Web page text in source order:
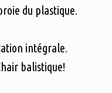
du plastique.
intégrale.
balistique!